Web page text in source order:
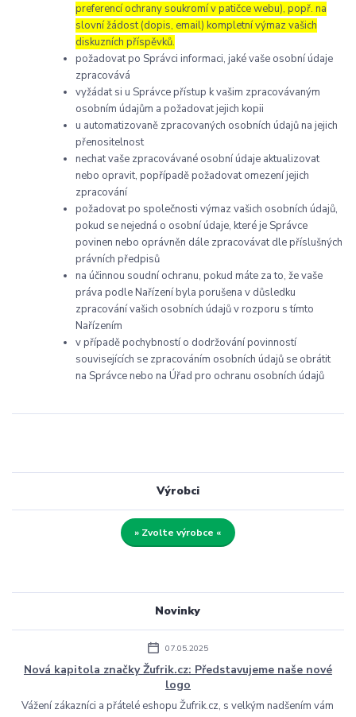
Novinky
07.05.2025
Nová kapitola značky Žufrik.cz: Představujeme naše nové
logo
Vážení zákazníci a přátelé eshopu Žufrik.cz, s velkým nadšením vám
Výrobci
» Zvolte výrobce «
preferencí ochrany soukromí v patičce webu), popř. na
slovní žádost (dopis, email) kompletní výmaz vašich
diskuzních příspěvků.
požadovat po Správci informaci, jaké vaše osobní údaje
zpracovává
vyžádat si u Správce přístup k vašim zpracovávaným
osobním údajům a požadovat jejich kopii
u automatizovaně zpracovaných osobních údajů na jejich
přenositelnost
nechat vaše zpracovávané osobní údaje aktualizovat
nebo opravit, popřípadě požadovat omezení jejich
zpracování
požadovat po společnosti výmaz vašich osobních údajů,
pokud se nejedná o osobní údaje, které je Správce
povinen nebo oprávněn dále zpracovávat dle příslušných
právních předpisů
na účinnou soudní ochranu, pokud máte za to, že vaše
práva podle Nařízení byla porušena v důsledku
zpracování vašich osobních údajů v rozporu s tímto
Nařízením
v případě pochybností o dodržování povinností
souvisejících se zpracováním osobních údajů se obrátit
na Správce nebo na Úřad pro ochranu osobních údajů